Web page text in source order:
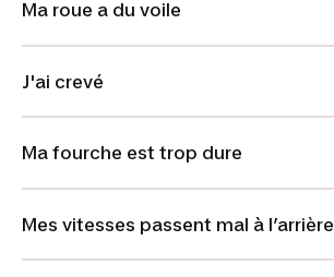
Ma roue a du voile
J'ai crevé
Ma fourche est trop dure
Mes vitesses passent mal à l’arrière